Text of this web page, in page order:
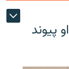
پیوند